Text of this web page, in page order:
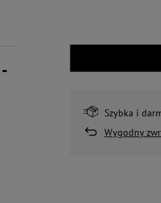
Szybka i
Wygodny